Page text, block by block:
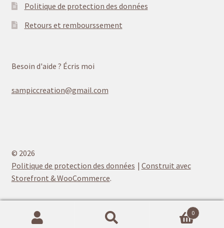
Politique de protection des données
Retours et rembourssement
Besoin d'aide ? Écris moi
sampiccreation@gmail.com
© 2026
Politique de protection des données
Construit avec
Storefront & WooCommerce.
Recherche
Recherche
0